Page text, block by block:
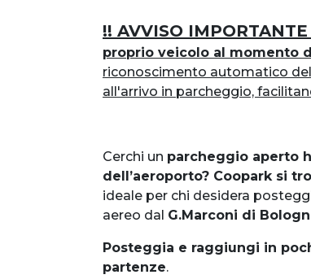
!! AVVISO IMPORTANTE
proprio veicolo al momento
riconoscimento automatico
all'arrivo in parcheggio,
Cerchi un parcheggio aperto
dell’aeroporto? Coopark si
ideale per chi desidera
aereo dal G.Marconi di
Posteggia e raggiungi in
partenze.